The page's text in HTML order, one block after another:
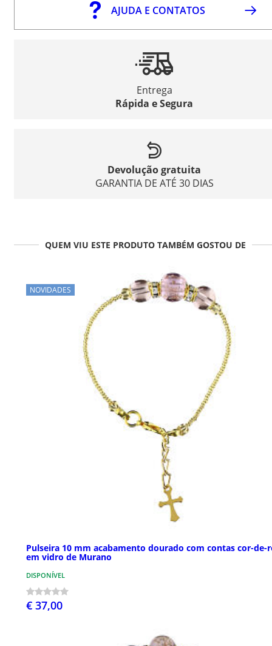
AJUDA E CONTATOS
Entrega
Rápida e Segura
Devolução gratuita
GARANTIA DE ATÉ 30 DIAS
QUEM VIU ESTE PRODUTO TAMBÉM GOSTOU DE
NOVIDADES
Pulseira 10 mm acabamento dourado com contas cor-de-
em vidro de Murano
DISPONÍVEL
€ 37,00